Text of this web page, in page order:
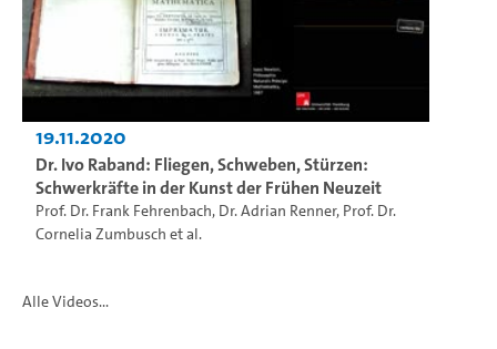
19.11.2020
Dr. Ivo Raband: Fliegen, Schweben, Stürzen:
Schwerkräfte in der Kunst der Frühen Neuzeit
Prof. Dr. Frank Fehrenbach, Dr. Adrian Renner, Prof. Dr.
Cornelia Zumbusch et al.
Alle Videos...